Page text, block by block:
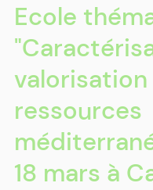
Ecole
ressources
18 mars à